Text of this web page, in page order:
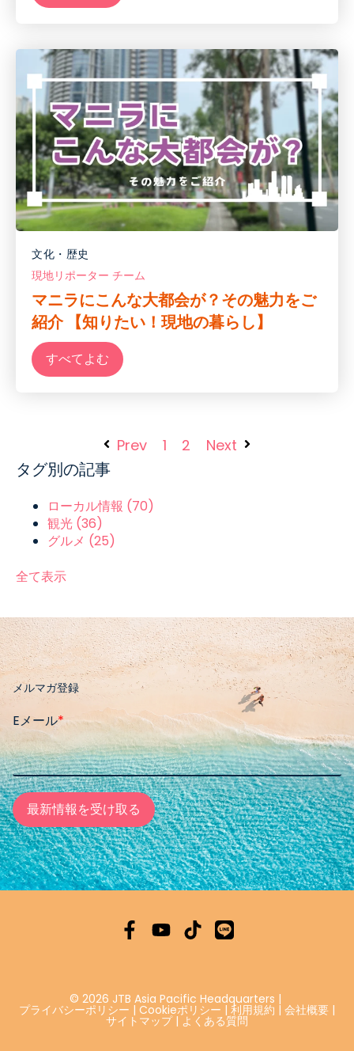
文化・歴史
現地リポーター チーム
マニラにこんな大都会が？その魅力をご
紹介 【知りたい！現地の暮らし】
すべてよむ
Prev 1 2 Next
タグ別の記事
ローカル情報 (70)
観光 (36)
グルメ (25)
全て表示
メルマガ登録
Eメール*
© 2026 JTB Asia Pacific Headquarters |
プライバシーポリシー | Cookieポリシー | 利用規約 | 会社概要 |
サイトマップ| よくある質問